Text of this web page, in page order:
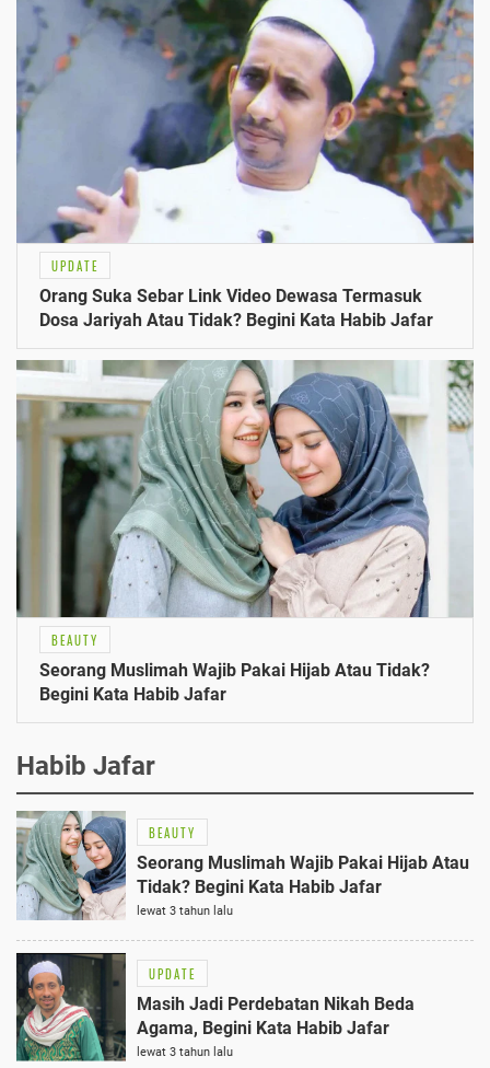
UPDATE
Orang Suka Sebar Link Video Dewasa Termasuk
Dosa Jariyah Atau Tidak? Begini Kata Habib Jafar
BEAUTY
Seorang Muslimah Wajib Pakai Hijab Atau Tidak?
Begini Kata Habib Jafar
Habib Jafar
BEAUTY
Seorang Muslimah Wajib Pakai Hijab Atau
Tidak? Begini Kata Habib Jafar
lewat 3 tahun lalu
UPDATE
Masih Jadi Perdebatan Nikah Beda
Agama, Begini Kata Habib Jafar
lewat 3 tahun lalu